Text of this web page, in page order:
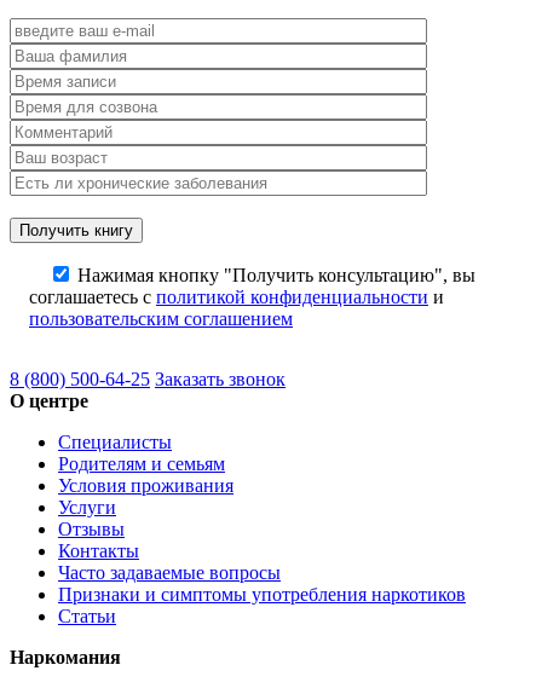
Нажимая кнопку "Получить консультацию", вы
соглашаетесь с политикой конфиденциальности и
пользовательским соглашением
8 (800) 500-64-25 Заказать звонок
О центре
Специалисты
Родителям и семьям
Условия проживания
Услуги
Отзывы
Контакты
Часто задаваемые вопросы
Признаки и симптомы употребления наркотиков
Статьи
Наркомания